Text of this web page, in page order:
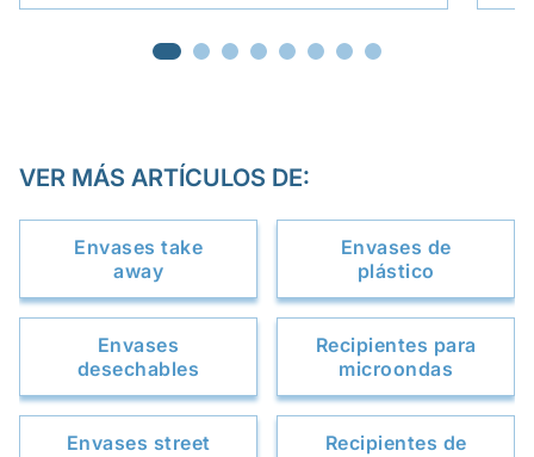
VER MÁS ARTÍCULOS DE:
Envases take
away
Envases de
plástico
Envases
desechables
Recipientes para
microondas
Envases street
Recipientes de